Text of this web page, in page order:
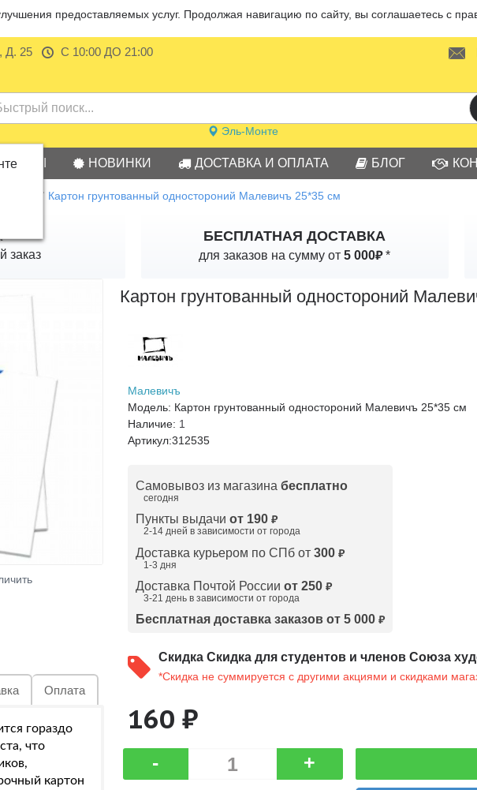
предоставляемых услуг. Продолжая навигацию по сайту, вы соглашаетесь с
25 С 10:00 ДО 21:00
Эль-Монте
НОВИНКИ ДОСТАВКА И ОПЛАТА БЛОГ
Картон грунтованный одностороний Малевичъ 25*35 см
заказ
БЕСПЛАТНАЯ ДОСТАВКА
для заказов на сумму от5 000₽*
Оплата
гораздо
что
картон
Картон грунтованный одностороний
Малевичъ
Модель: Картон грунтованный одностороний Малевичъ 25*35 см
Наличие: 1
Артикул:312535
Самовывоз из магазина бесплатно
сегодня
Пункты выдачи от 190 ₽
2-14 дней в зависимости от города
Доставка курьером по СПб от 300 ₽
1-3 дня
Доставка Почтой России от 250 ₽
3-21 день в зависимости от города
Бесплатная доставка заказов от 5 000₽
Скидка Скидка для студентов и членов Союза
*Скидка не суммируется с другими акциями и скидками
160 ₽
- +